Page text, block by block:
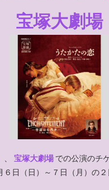
宝塚大劇場
、 宝塚大劇場 での公演のチ
日（日）～７日（月）の２